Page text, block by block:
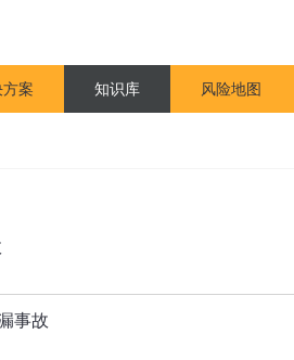
案 知识库 风险地图
事故